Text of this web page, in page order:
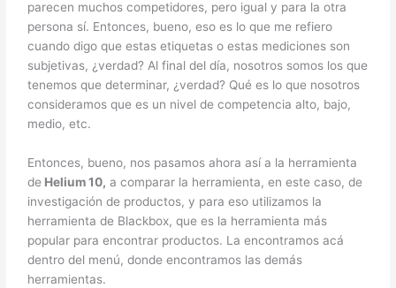
parecen muchos competidores, pero igual y para la otra
persona sí. Entonces, bueno, eso es lo que me refiero
cuando digo que estas etiquetas o estas mediciones son
subjetivas, ¿verdad? Al final del día, nosotros somos los que
tenemos que determinar, ¿verdad? Qué es lo que nosotros
consideramos que es un nivel de competencia alto, bajo,
medio, etc.
Entonces, bueno, nos pasamos ahora así a la herramienta
de Helium 10, a comparar la herramienta, en este caso, de
investigación de productos, y para eso utilizamos la
herramienta de Blackbox, que es la herramienta más
popular para encontrar productos. La encontramos acá
dentro del menú, donde encontramos las demás
herramientas.